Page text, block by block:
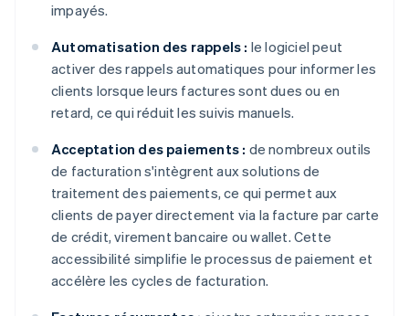
impayés.
Automatisation des rappels : le logiciel peut
activer des rappels automatiques pour informer les
clients lorsque leurs factures sont dues ou en
retard, ce qui réduit les suivis manuels.
Acceptation des paiements : de nombreux outils
de facturation s'intègrent aux solutions de
traitement des paiements, ce qui permet aux
clients de payer directement via la facture par carte
de crédit, virement bancaire ou wallet. Cette
accessibilité simplifie le processus de paiement et
accélère les cycles de facturation.